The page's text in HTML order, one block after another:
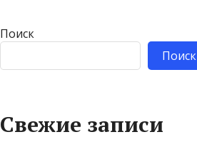
Поиск
Поиск
Свежие записи